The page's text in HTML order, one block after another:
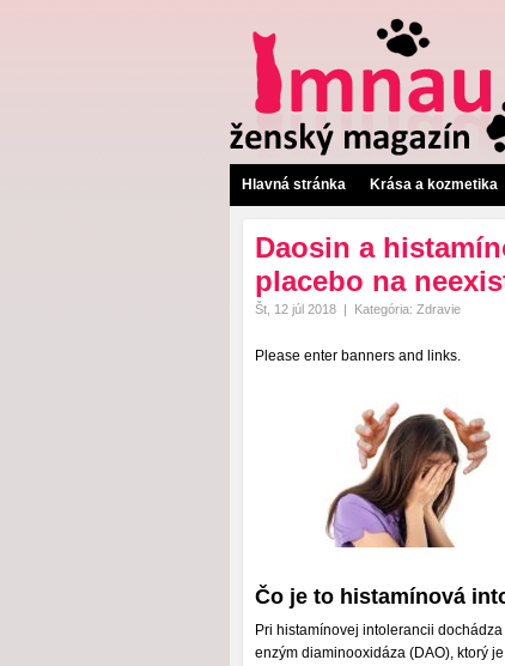
Hlavná stránka Krása a kozmetika
Daosin a
placebo na
Št, 12 júl 2018 | Kategória: Zdravie
Please enter banners and links.
Čo je to histamínová
Pri histamínovej intolerancii
enzým diaminooxidáza (DAO), ktorý